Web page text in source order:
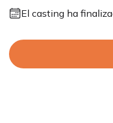
El casting ha